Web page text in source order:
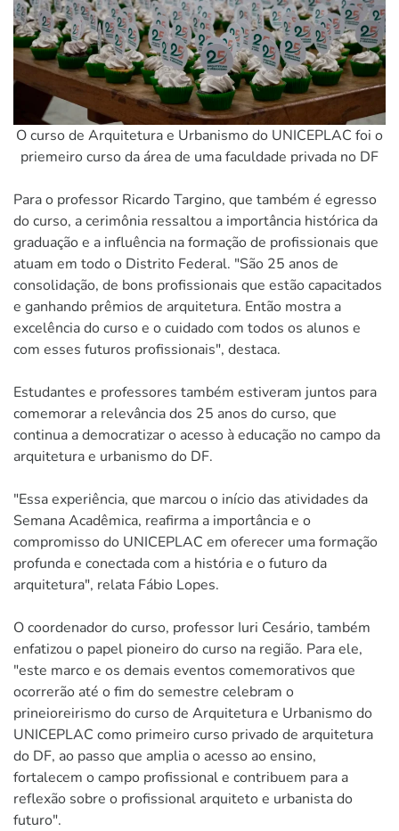
O curso de Arquitetura e Urbanismo do UNICEPLAC foi o
priemeiro curso da área de uma faculdade privada no DF
Para o professor Ricardo Targino, que também é egresso
do curso, a cerimônia ressaltou a importância histórica da
graduação e a influência na formação de profissionais que
atuam em todo o Distrito Federal. "São 25 anos de
consolidação, de bons profissionais que estão capacitados
e ganhando prêmios de arquitetura. Então mostra a
excelência do curso e o cuidado com todos os alunos e
com esses futuros profissionais", destaca.
Estudantes e professores também estiveram juntos para
comemorar a relevância dos 25 anos do curso, que
continua a democratizar o acesso à educação no campo da
arquitetura e urbanismo do DF.
"Essa experiência, que marcou o início das atividades da
Semana Acadêmica, reafirma a importância e o
compromisso do UNICEPLAC em oferecer uma formação
profunda e conectada com a história e o futuro da
arquitetura", relata Fábio Lopes.
O coordenador do curso, professor Iuri Cesário, também
enfatizou o papel pioneiro do curso na região. Para ele,
"este marco e os demais eventos comemorativos que
ocorrerão até o fim do semestre celebram o
prineioreirismo do curso de Arquitetura e Urbanismo do
UNICEPLAC como primeiro curso privado de arquitetura
do DF, ao passo que amplia o acesso ao ensino,
fortalecem o campo profissional e contribuem para a
reflexão sobre o profissional arquiteto e urbanista do
futuro".